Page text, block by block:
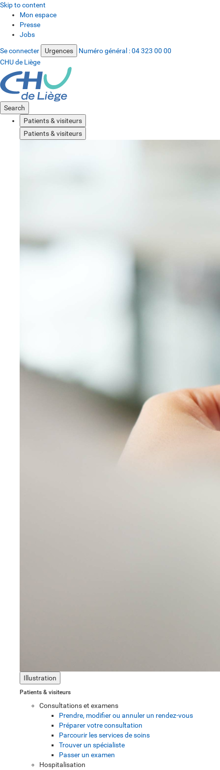
Skip to content
Mon espace
Presse
Jobs
Se connecter Urgences Numéro général :04 323 00 00
CHU de Liège
Search
Patients & visiteurs
Patients & visiteurs
Illustration
Patients & visiteurs
Consultations et examens
Prendre, modifier ou annuler un rendez-vous
Préparer votre consultation
Parcourir les services de soins
Trouver un spécialiste
Passer un examen
Hospitalisation